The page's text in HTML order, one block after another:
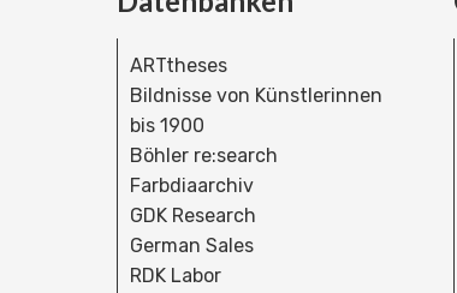
ARTtheses
Bildnisse von Künstlerinnen
bis 1900
Böhler re:search
Farbdiaarchiv
GDK Research
German Sales
RDK Labor